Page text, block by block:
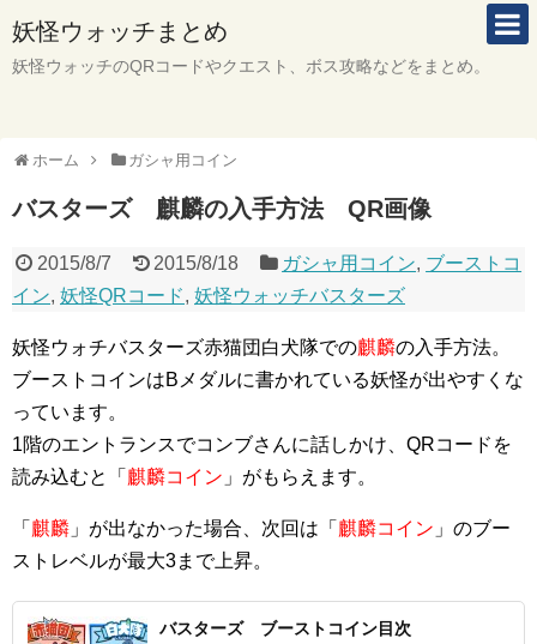
妖怪ウォッチまとめ
妖怪ウォッチのQRコードやクエスト、ボス攻略などをまとめ。
ホーム ガシャ用コイン
バスターズ 麒麟の入手方法 QR画像
2015/8/7 2015/8/18 ガシャ用コイン, ブーストコ
イン, 妖怪QRコード, 妖怪ウォッチバスターズ
妖怪ウォチバスターズ赤猫団白犬隊での麒麟の入手方法。
ブーストコインはBメダルに書かれている妖怪が出やすくな
っています。
1階のエントランスでコンブさんに話しかけ、QRコードを
読み込むと「 麒麟コイン 」がもらえます。
「 麒麟 」が出なかった場合、次回は「 麒麟コイン 」のブー
ストレベルが最大3まで上昇。
バスターズ ブーストコイン目次